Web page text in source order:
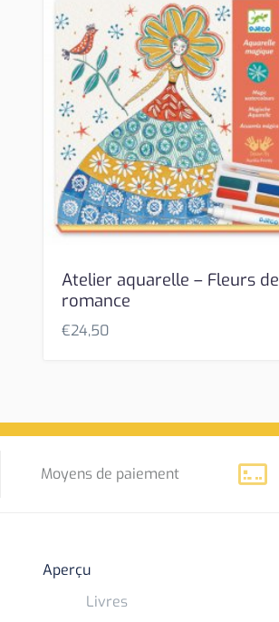
Atelier aquarelle – Fleurs de
romance
€24,50
Moyens de paiement
Aperçu
Livres